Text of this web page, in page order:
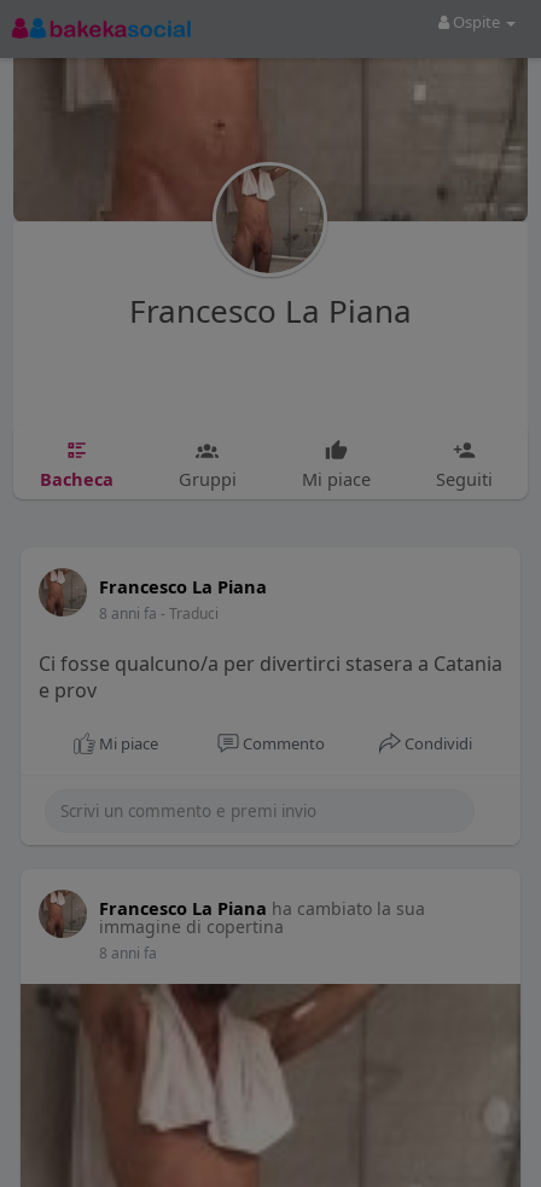
Ospite
Francesco La Piana
Bacheca Gruppi Mi piace Seguiti
Francesco La Piana
8 anni fa - Traduci
Ci fosse qualcuno/a per divertirci stasera a Catania
e prov
Mi piace Commento Condividi
Francesco La Piana ha cambiato la sua
immagine di copertina
8 anni fa